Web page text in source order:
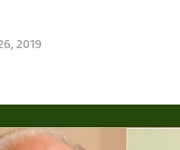
2019